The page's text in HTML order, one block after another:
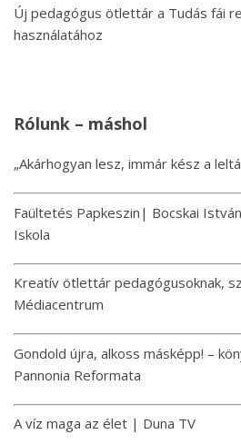
Új pedagógus ötlettár a Tudás fái
használatához
Rólunk – máshol
„Akárhogyan lesz, immár kész a
Faültetés Papkeszin| Bocskai
Iskola
Kreatív ötlettár pedagógusoknak,
Médiacentrum
Gondold újra, alkoss másképp! –
Pannonia Reformata
A víz maga az élet | Duna TV